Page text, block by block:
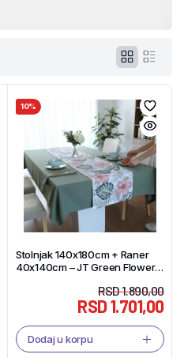
10%
Stolnjak 140x180cm + Raner
40x140cm – JT Green Flower –
RSD1.890,00
RSD1.701,00
Dodaj u korpu